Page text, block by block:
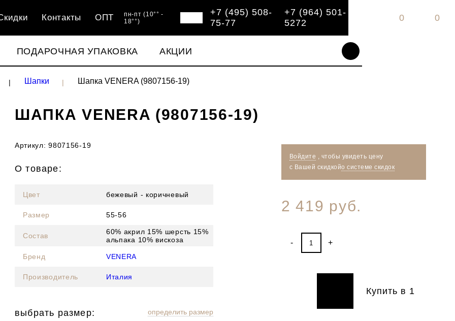
0
0
Контакты ОПТ
пн-пт (10°° -
18°°)
+7 (495) 508-
75-77
+7 (964) 501-
5272
ПОДАРОЧНАЯ УПАКОВКА АКЦИИ
Шапки Шапка VENERA (9807156-19)
ШАПКА VENERA (9807156-19)
Артикул: 9807156-19
О товаре:
Цвет бежевый - коричневый
Размер 55-56
Состав
60% акрил 15% шерсть 15%
альпака 10% вискоза
Бренд VENERA
Производитель Италия
выбрать размер: определить размер
Войдите , чтобы увидеть цену
с Вашей скидкойо системе скидок
2 419 руб.
- +
Купить в 1